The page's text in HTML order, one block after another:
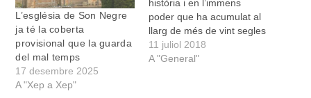
L’església de Son Negre
ja té la coberta
provisional que la guarda
del mal temps
17 desembre 2025
A "Xep a Xep"
història i en l’immens
poder que ha acumulat al
llarg de més de vint segles
, és avui posseïdora d’un
patrimoni que pocs
11 juliol 2018
A "General"